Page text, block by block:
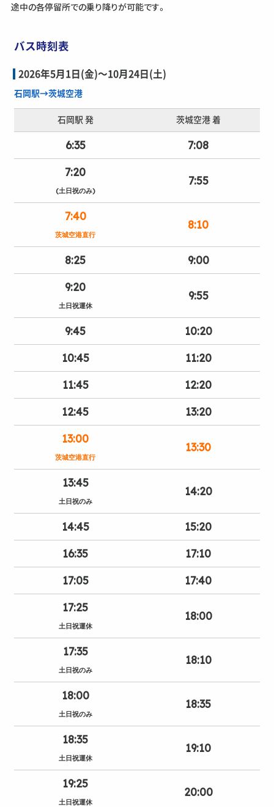
途中の各停留所での乗り降りが可能です。
バス時刻表
2026年5月1日(金)〜10月24日(土)
石岡駅→茨城空港
石岡駅 発 茨城空港 着
6:35
7:08
7:20
(土日祝のみ)
7:55
7:40
茨城空港直行
8:10
8:25
9:00
9:20
土日祝運休
9:55
9:45
10:20
10:45
11:20
11:45
12:20
12:45
13:20
13:00
茨城空港直行
13:30
13:45
土日祝のみ
14:20
14:45
15:20
16:35
17:10
17:05
17:40
17:25
土日祝運休
18:00
17:35
土日祝のみ
18:10
18:00
土日祝のみ
18:35
18:35
土日祝運休
19:10
19:25
土日祝運休
20:00